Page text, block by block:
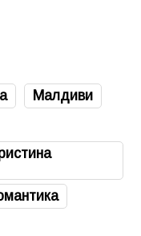
Малдиви